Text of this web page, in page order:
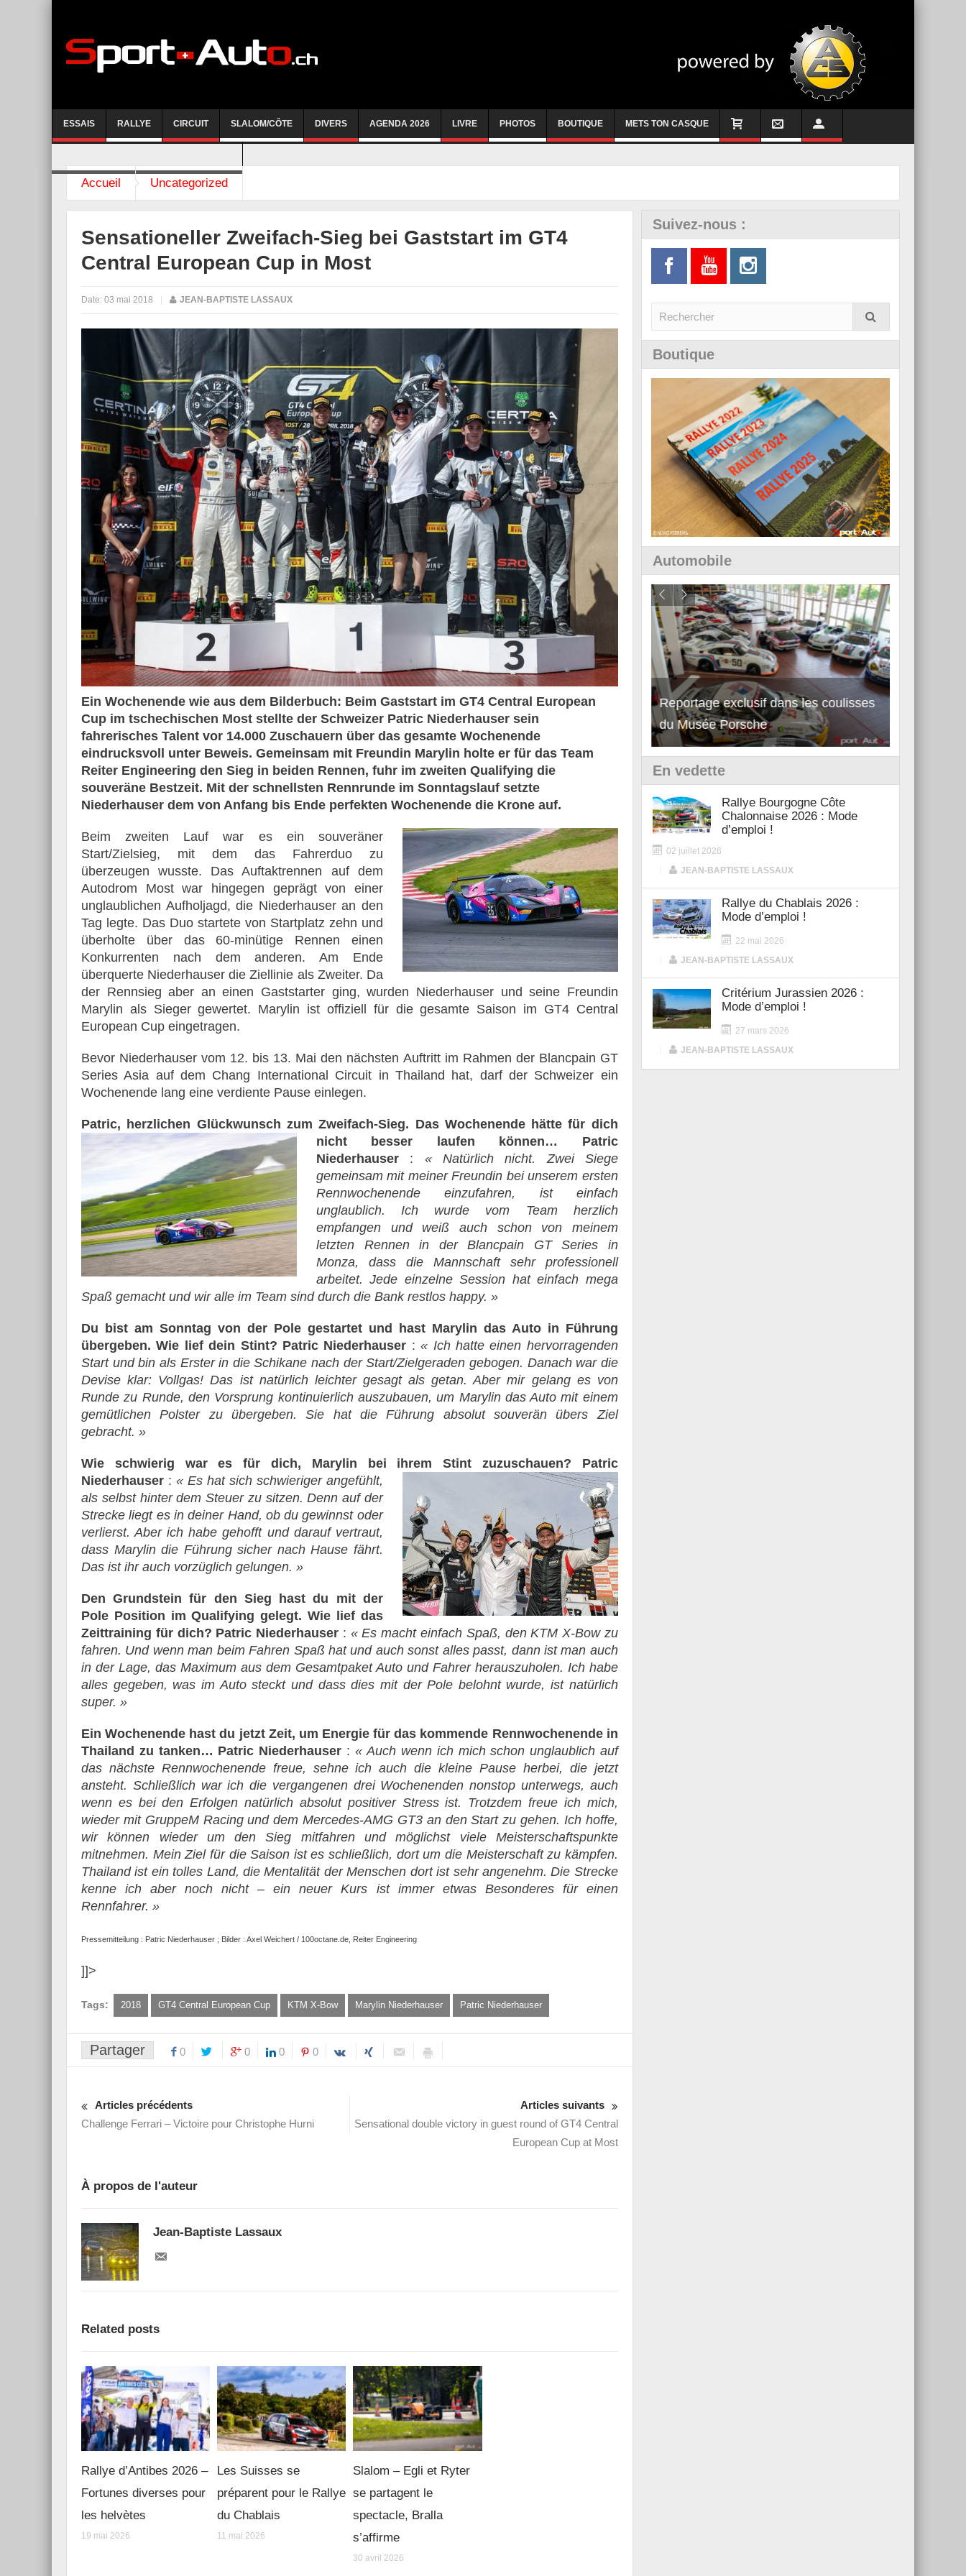
ESSAIS RALLYE CIRCUIT SLALOM/CÔTE DIVERS AGENDA 2026 LIVRE PHOTOS BOUTIQUE METS TON CASQUE
Accueil Uncategorized
Sensationeller Zweifach-Sieg bei Gaststart im GT4
Central European Cup in Most
Date: 03 mai 2018 JEAN-BAPTISTE LASSAUX
Ein Wochenende wie aus dem Bilderbuch: Beim Gaststart im GT4 Central European
Cup im tschechischen Most stellte der Schweizer Patric Niederhauser sein
fahrerisches Talent vor 14.000 Zuschauern über das gesamte Wochenende
eindrucksvoll unter Beweis. Gemeinsam mit Freundin Marylin holte er für das Team
Reiter Engineering den Sieg in beiden Rennen, fuhr im zweiten Qualifying die
souveräne Bestzeit. Mit der schnellsten Rennrunde im Sonntagslauf setzte
Niederhauser dem von Anfang bis Ende perfekten Wochenende die Krone auf.
Beim zweiten Lauf war es ein souveräner
Start/Zielsieg, mit dem das Fahrerduo zu
überzeugen wusste. Das Auftaktrennen auf dem
Autodrom Most war hingegen geprägt von einer
unglaublichen Aufholjagd, die Niederhauser an den
Tag legte. Das Duo startete von Startplatz zehn und
überholte über das 60-minütige Rennen einen
Konkurrenten nach dem anderen. Am Ende
überquerte Niederhauser die Ziellinie als Zweiter. Da
der Rennsieg aber an einen Gaststarter ging, wurden Niederhauser und seine Freundin
Marylin als Sieger gewertet. Marylin ist offiziell für die gesamte Saison im GT4 Central
European Cup eingetragen.
Bevor Niederhauser vom 12. bis 13. Mai den nächsten Auftritt im Rahmen der Blancpain GT
Series Asia auf dem Chang International Circuit in Thailand hat, darf der Schweizer ein
Wochenende lang eine verdiente Pause einlegen.
Patric, herzlichen Glückwunsch zum Zweifach-Sieg. Das Wochenende hätte für dich
nicht besser laufen können…
Patric
Niederhauser : « Natürlich nicht. Zwei Siege
gemeinsam mit meiner Freundin bei unserem ersten
Rennwochenende einzufahren, ist einfach
unglaublich. Ich wurde vom Team herzlich
empfangen und weiß auch schon von meinem
letzten Rennen in der Blancpain GT Series in
Monza, dass die Mannschaft sehr professionell
arbeitet. Jede einzelne Session hat einfach mega
Spaß gemacht und wir alle im Team sind durch die Bank restlos happy. »
Du bist am Sonntag von der Pole gestartet und hast Marylin das Auto in Führung
übergeben. Wie lief dein Stint? Patric Niederhauser :« Ich hatte einen hervorragenden
Start und bin als Erster in die Schikane nach der Start/Zielgeraden gebogen. Danach war die
Devise klar: Vollgas! Das ist natürlich leichter gesagt als getan. Aber mir gelang es von
Runde zu Runde, den Vorsprung kontinuierlich auszubauen, um Marylin das Auto mit einem
gemütlichen Polster zu übergeben. Sie hat die Führung absolut souverän übers Ziel
gebracht. »
Wie schwierig war es für dich, Marylin bei ihrem Stint zuzuschauen?
Patric
Niederhauser : « Es hat sich schwieriger angefühlt,
als selbst hinter dem Steuer zu sitzen. Denn auf der
Strecke liegt es in deiner Hand, ob du gewinnst oder
verlierst. Aber ich habe gehofft und darauf vertraut,
dass Marylin die Führung sicher nach Hause fährt.
Das ist ihr auch vorzüglich gelungen. »
Den Grundstein für den Sieg hast du mit der
Pole Position im Qualifying gelegt. Wie lief das
Zeittraining für dich? Patric Niederhauser : « Es macht einfach Spaß, den KTM X-Bow zu
fahren. Und wenn man beim Fahren Spaß hat und auch sonst alles passt, dann ist man auch
in der Lage, das Maximum aus dem Gesamtpaket Auto und Fahrer herauszuholen. Ich habe
alles gegeben, was im Auto steckt und dass dies mit der Pole belohnt wurde, ist natürlich
super. »
Ein Wochenende hast du jetzt Zeit, um Energie für das kommende Rennwochenende in
Thailand zu tanken… Patric Niederhauser : « Auch wenn ich mich schon unglaublich auf
das nächste Rennwochenende freue, sehne ich auch die kleine Pause herbei, die jetzt
ansteht. Schließlich war ich die vergangenen drei Wochenenden nonstop unterwegs, auch
wenn es bei den Erfolgen natürlich absolut positiver Stress ist. Trotzdem freue ich mich,
wieder mit GruppeM Racing und dem Mercedes-AMG GT3 an den Start zu gehen. Ich hoffe,
wir können wieder um den Sieg mitfahren und möglichst viele Meisterschaftspunkte
mitnehmen. Mein Ziel für die Saison ist es schließlich, dort um die Meisterschaft zu kämpfen.
Thailand ist ein tolles Land, die Mentalität der Menschen dort ist sehr angenehm. Die Strecke
kenne ich aber noch nicht – ein neuer Kurs ist immer etwas Besonderes für einen
Rennfahrer. »
Pressemitteilung : Patric Niederhauser ; Bilder : Axel Weichert / 100octane.de, Reiter Engineering
]]>
Tags: 2018 GT4 Central European Cup KTM X-Bow Marylin Niederhauser Patric Niederhauser
Partager 0 0 0 0
Articles précédents
Challenge Ferrari – Victoire pour Christophe Hurni
Articles suivants
Sensational double victory in guest round of GT4 Central
European Cup at Most
À propos de l'auteur
Jean-Baptiste Lassaux
Related posts
Rallye d’Antibes 2026 –
Fortunes diverses pour
les helvètes
19 mai 2026
Les Suisses se
préparent pour le Rallye
du Chablais
11 mai 2026
Slalom – Egli et Ryter
se partagent le
spectacle, Bralla
s’affirme
30 avril 2026
Suivez-nous :
Boutique
Automobile
Essai – Morgan Supersport
Reportage exclusif dans les coulisses
du Musée Porsche
Découverte de la nouvelle Ferrari
12Cilindri Manuale
En vedette
Rallye Bourgogne Côte
Chalonnaise 2026 : Mode
d’emploi !
02 juillet 2026
JEAN-BAPTISTE LASSAUX
Rallye du Chablais 2026 :
Mode d’emploi !
22 mai 2026
JEAN-BAPTISTE LASSAUX
Critérium Jurassien 2026 :
Mode d’emploi !
27 mars 2026
JEAN-BAPTISTE LASSAUX